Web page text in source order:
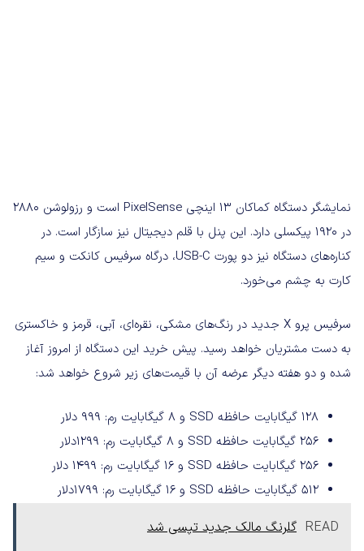
نمایشگر دستگاه کماکان ۱۳ اینچی PixelSense است و رزولوشن ۲۸۸۰
در ۱۹۲۰ پیکسلی دارد. این پنل با قلم دیجیتال نیز سازگار است. در
کناره‌های دستگاه نیز دو پورت USB-C، درگاه سرفیس کانکت و سیم
کارت به چشم می‌خورد.
سرفیس پرو X جدید در رنگ‌های مشکی، نقره‌ای، آبی، قرمز و خاکستری
به دست مشتریان خواهد رسید. پیش خرید این دستگاه از امروز آغاز
شده و دو هفته دیگر عرضه آن با قیمت‌های زیر شروع خواهد شد:
۱۲۸ گیگابایت حافظه SSD و ۸ گیگابایت رم: ۹۹۹ دلار
۲۵۶ گیگابایت حافظه SSD و ۸ گیگابایت رم: ۱۲۹۹دلار
۲۵۶ گیگابایت حافظه SSD و ۱۶ گیگابایت رم: ۱۴۹۹ دلار
۵۱۲ گیگابایت حافظه SSD و ۱۶ گیگابایت رم: ۱۷۹۹دلار
READ گلرنگ مالک جدید تپسی شد